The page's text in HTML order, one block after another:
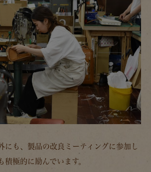
にも、製品の改良ミーティングに参加し
極的に励んでいます。